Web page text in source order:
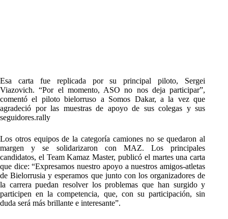
Esa carta fue replicada por su principal piloto, Sergei
Viazovich. “Por el momento, ASO no nos deja participar”,
comentó el piloto bielorruso a Somos Dakar, a la vez que
agradeció por las muestras de apoyo de sus colegas y sus
seguidores.rally
Los otros equipos de la categoría camiones no se quedaron al
margen y se solidarizaron con MAZ. Los principales
candidatos, el Team Kamaz Master, publicó el martes una carta
que dice: “Expresamos nuestro apoyo a nuestros amigos-atletas
de Bielorrusia y esperamos que junto con los organizadores de
la carrera puedan resolver los problemas que han surgido y
participen en la competencia, que, con su participación, sin
duda será más brillante e interesante”.